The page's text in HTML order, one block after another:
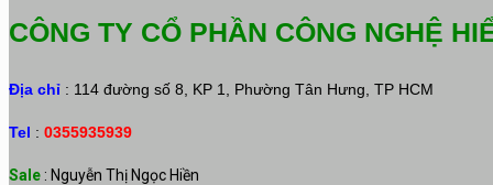
CÔNG TY CỔ PHẦN CÔNG NGHỆ
Địa chỉ : 114 đường số 8, KP 1, Phường Tân Hưng, TP HCM
Tel : 0355935939
Sale : Nguyễn Thị Ngọc Hiền